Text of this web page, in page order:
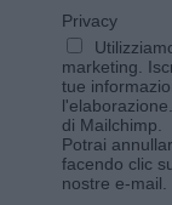
Privacy
marketing.
tue
l'elaborazione.
di Mailchimp.
Potrai
facendo clic
nostre e-mail.